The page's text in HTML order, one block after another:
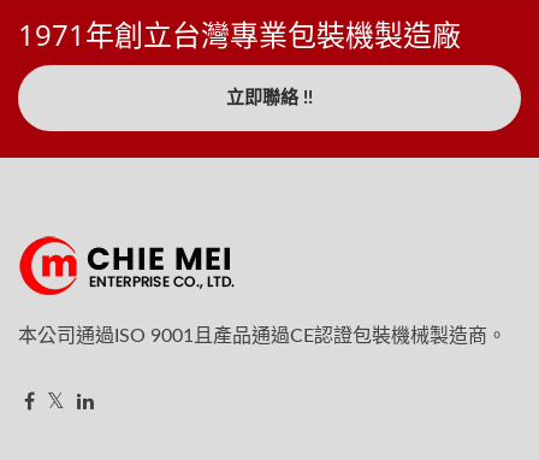
1971年創立台灣專業包裝機製造廠
立即聯絡 !!
本公司通過ISO 9001且產品通過CE認證包裝機械製造商。